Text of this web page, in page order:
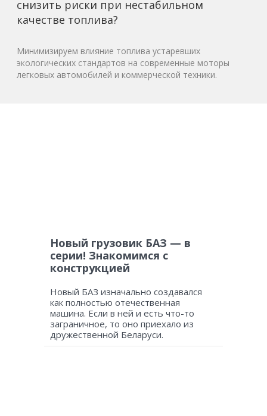
снизить риски при нестабильном
качестве топлива?
Минимизируем влияние топлива устаревших
экологических стандартов на современные моторы
легковых автомобилей и коммерческой техники.
Новый грузовик БАЗ — в
серии! Знакомимся с
конструкцией
Новый БАЗ изначально создавался
как полностью отечественная
машина. Если в ней и есть что-то
заграничное, то оно приехало из
дружественной Беларуси.